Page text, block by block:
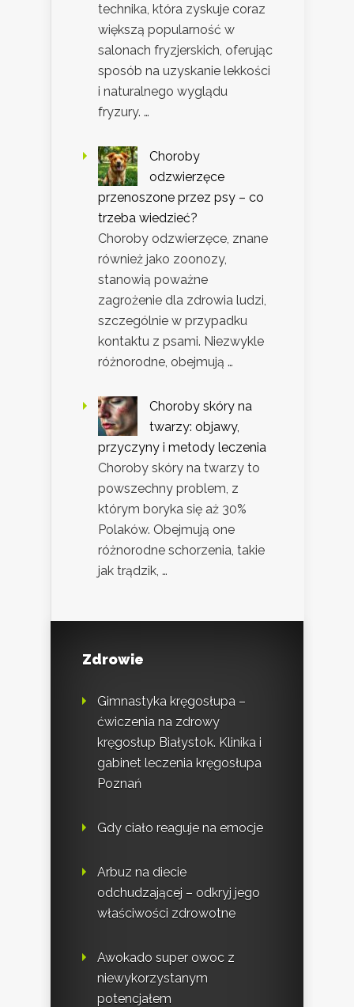
technika, która zyskuje coraz
większą popularność w
salonach fryzjerskich, oferując
sposób na uzyskanie lekkości
i naturalnego wyglądu
fryzury. …
Choroby
odzwierzęce
przenoszone przez psy – co
trzeba wiedzieć?
Choroby odzwierzęce, znane
również jako zoonozy,
stanowią poważne
zagrożenie dla zdrowia ludzi,
szczególnie w przypadku
kontaktu z psami. Niezwykle
różnorodne, obejmują …
Choroby skóry na
twarzy: objawy,
przyczyny i metody leczenia
Choroby skóry na twarzy to
powszechny problem, z
którym boryka się aż 30%
Polaków. Obejmują one
różnorodne schorzenia, takie
jak trądzik, …
Zdrowie
Gimnastyka kręgosłupa –
ćwiczenia na zdrowy
kręgosłup Białystok. Klinika i
gabinet leczenia kręgosłupa
Poznań
Gdy ciało reaguje na emocje
Arbuz na diecie
odchudzającej – odkryj jego
właściwości zdrowotne
Awokado super owoc z
niewykorzystanym
potencjałem